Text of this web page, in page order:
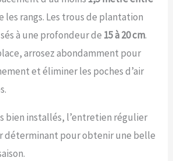
les rangs. Les trous de plantation
à une profondeur de 15 à 20 cm.
arrosez abondamment pour
et éliminer les poches d’air
bien installés, l’entretien régulier
déterminant pour obtenir une belle